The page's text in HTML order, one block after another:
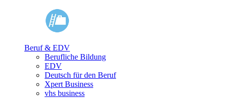
Beruf & EDV
Berufliche Bildung
EDV
Deutsch für den Beruf
Xpert Business
vhs business